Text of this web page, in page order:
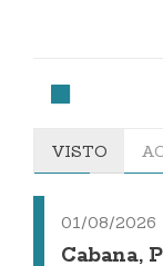
VISTO
01/08/2026
Cabana,